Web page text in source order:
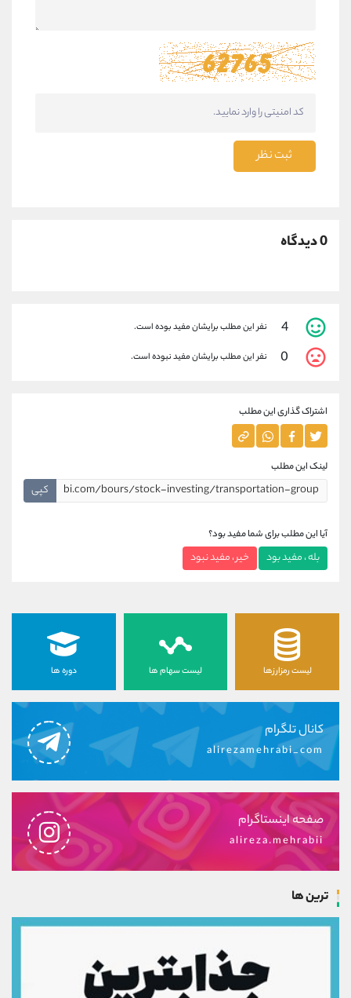
ثبت نظر
0 دیدگاه
4 نفر این مطلب برایشان مفید بوده است.
0 نفر این مطلب برایشان مفید نبوده است.
اشتراک گذاری این مطلب
لینک این مطلب
کپی
آیا این مطلب برای شما مفید بود؟
بله ، مفید بود خیر ، مفید نبود
لیست رمزارزها لیست سهام ها دوره ها
کانال تلگرام
alirezamehrabi_com
صفحه اینستاگرام
alireza.mehrabii
ترین ها